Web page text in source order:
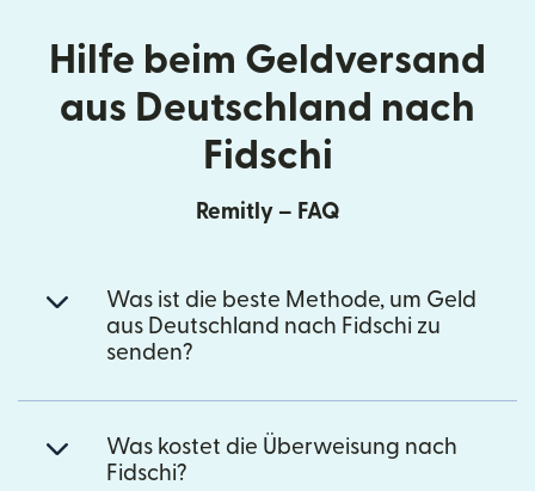
Hilfe beim Geldversand
aus Deutschland nach
Fidschi
Remitly – FAQ
Was ist die beste Methode, um Geld
aus Deutschland nach Fidschi zu
senden?
Was kostet die Überweisung nach
Fidschi?